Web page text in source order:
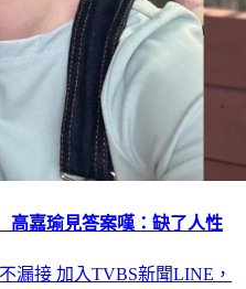
嘉瑜見答案嘆：缺了人性
漏接 加入TVBS新聞LINE，